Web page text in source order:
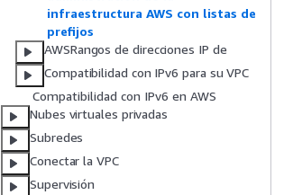
infraestructura AWS con listas de
prefijos
AWSRangos de direcciones IP de
Compatibilidad con IPv6 para su VPC
Compatibilidad con IPv6 en AWS
Nubes virtuales privadas
Subredes
Conectar la VPC
Supervisión